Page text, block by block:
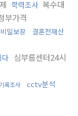
학력조사 복수대
부가격
밀보장
결혼전재산
다 심부름센터24시
록조사 cctv분석